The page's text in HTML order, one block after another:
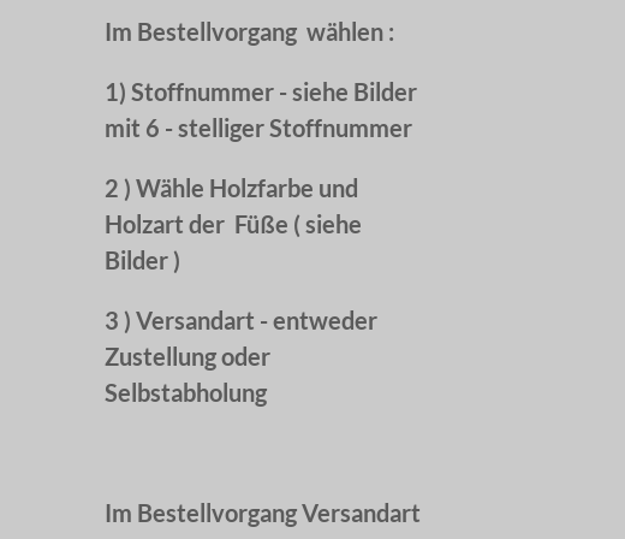
Im Bestellvorgang wählen :
1) Stoffnummer - siehe Bilder
mit 6 - stelliger Stoffnummer
2 ) Wähle Holzfarbe und
Holzart der Füße ( siehe
Bilder )
3 ) Versandart - entweder
Zustellung oder
Selbstabholung
Im Bestellvorgang Versandart